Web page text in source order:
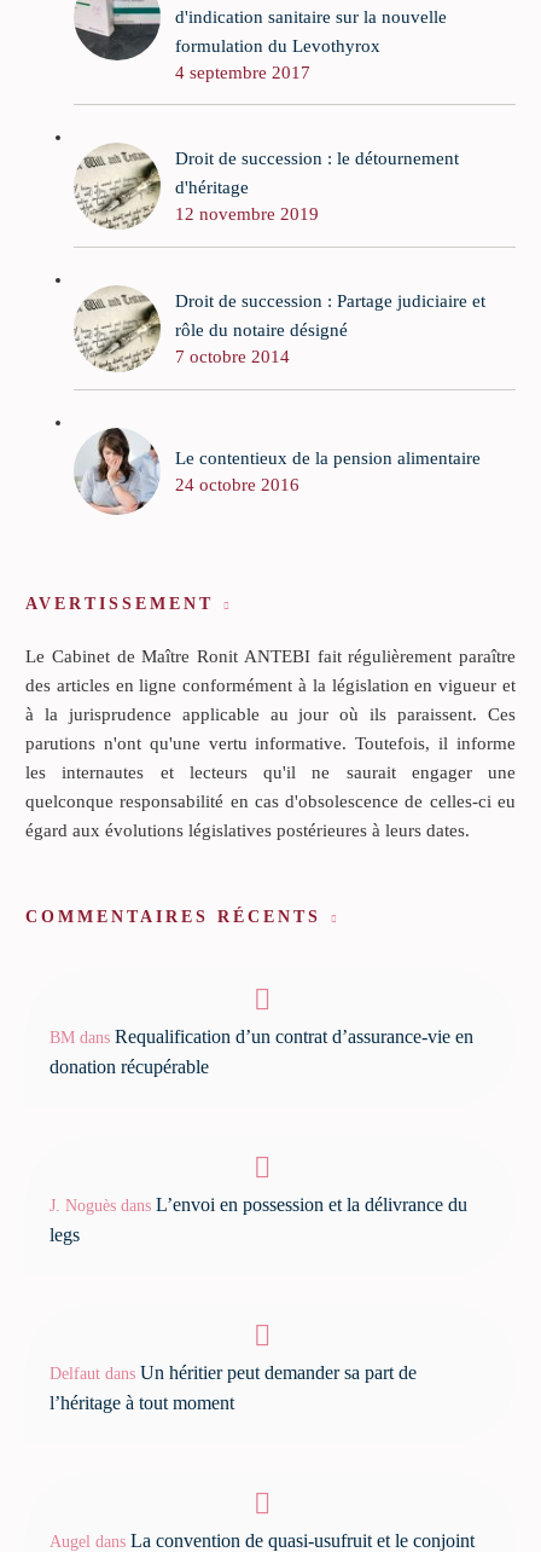
d'indication sanitaire sur la nouvelle
formulation du Levothyrox
4 septembre 2017
Droit de succession : le détournement
d'héritage
12 novembre 2019
Droit de succession : Partage judiciaire et
rôle du notaire désigné
7 octobre 2014
Le contentieux de la pension alimentaire
24 octobre 2016
AVERTISSEMENT
Le Cabinet de Maître Ronit ANTEBI fait régulièrement paraître
des articles en ligne conformément à la législation en vigueur et
à la jurisprudence applicable au jour où ils paraissent. Ces
parutions n'ont qu'une vertu informative. Toutefois, il informe
les internautes et lecteurs qu'il ne saurait engager une
quelconque responsabilité en cas d'obsolescence de celles-ci eu
égard aux évolutions législatives postérieures à leurs dates.
COMMENTAIRES RÉCENTS
BM dans Requalification d’un contrat d’assurance-vie en
donation récupérable
J. Noguès dans L’envoi en possession et la délivrance du
legs
Delfaut dans Un héritier peut demander sa part de
l’héritage à tout moment
Augel dans La convention de quasi-usufruit et le conjoint